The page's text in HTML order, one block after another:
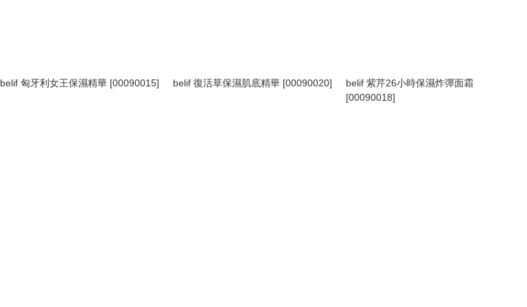
belif 匈牙利女王保濕精華 [00090015] belif 復活草保濕肌底精華 [00090020]
belif 紫芹26小時保濕炸彈面霜
[00090018]